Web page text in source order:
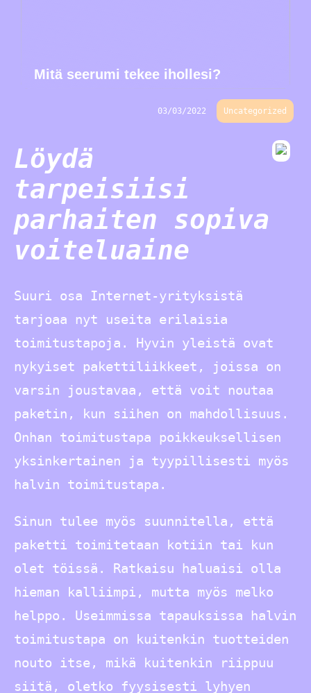
Mitä seerumi tekee ihollesi?
03/03/2022 Uncategorized
Löydä
tarpeisiisi
parhaiten sopiva
voiteluaine
Suuri osa Internet-yrityksistä
tarjoaa nyt useita erilaisia
toimitustapoja. Hyvin yleistä ovat
nykyiset pakettiliikkeet, joissa on
varsin joustavaa, että voit noutaa
paketin, kun siihen on mahdollisuus.
Onhan toimitustapa poikkeuksellisen
yksinkertainen ja tyypillisesti myös
halvin toimitustapa.
Sinun tulee myös suunnitella, että
paketti toimitetaan kotiin tai kun
olet töissä. Ratkaisu haluaisi olla
hieman kalliimpi, mutta myös melko
helppo. Useimmissa tapauksissa halvin
toimitustapa on kuitenkin tuotteiden
nouto itse, mikä kuitenkin riippuu
siitä, oletko fyysisesti lyhyen